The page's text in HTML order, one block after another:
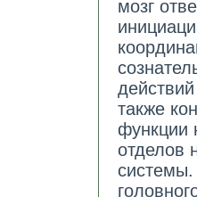
мозг
также
функции
отделов